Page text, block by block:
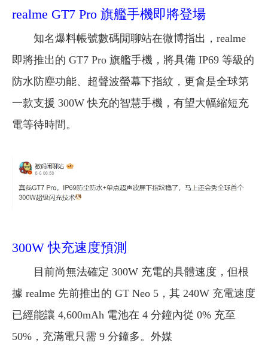
realme GT7 Pro 旗艦手機即將登場
知名爆料帳號數碼閒聊站在微博指出，realme
即將推出的 GT7 Pro 旗艦手機，將具備 IP69 等級的
防水防塵功能、超聲波螢幕下指紋，更會是全球第
一款支援 300W 快充的智慧手機，有望大幅縮短充
電等待時間。
300W 快充速度預測
目前尚無法確定 300W 充電的具體速度，但根
據 realme 先前推出的 GT Neo 5，其 240W 充電速度
已經能讓 4,600mAh 電池在 4 分鐘內從 0% 充至
50%，充滿電只需 9 分鐘多。外媒